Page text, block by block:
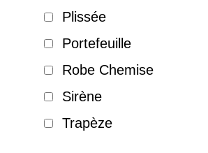
Plissée
Portefeuille
Robe Chemise
Sirène
Trapèze